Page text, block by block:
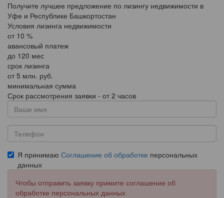
Получите лучшее предложение по лизингу недвижимости в
Уфе и Республике Башкортостан
Условия лизинга недвижимости
от 10 %
авансовый платеж
до 120 мес
срок лизинга
от 5 млн. руб.
минимальная сумма
Срок рассмотрения заявки - от 2 часов
Я принимаю Соглашение об обработке персональных
данных
Чтобы отправить заявку примите соглашение об
обработке персональных данных